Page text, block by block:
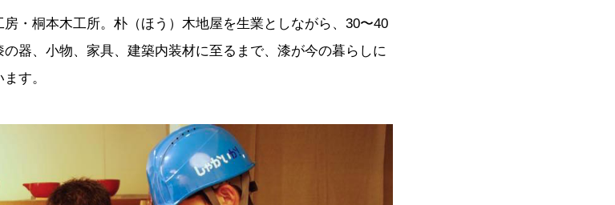
・桐本木工所。朴（ほう）木地屋を生業としながら、30〜40
器、小物、家具、建築内装材に至るまで、漆が今の暮らしに
す。